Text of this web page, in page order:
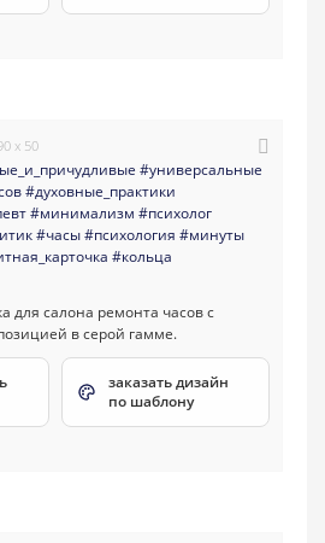
x 50
#универсальные
#духовные_практики
#минимализм #психолог
#часы#психология #минуты
#кольца
заказать дизайн
по шаблону